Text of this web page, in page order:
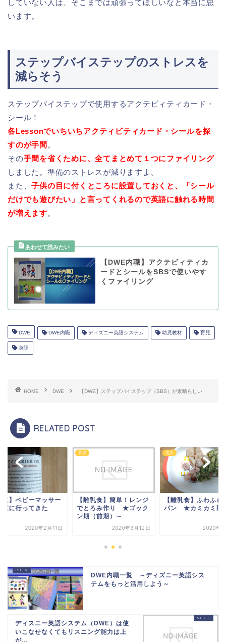
していない人は、そこまでは頑張ってほしいなと本当に思
います。
ステップバイステップのストレスを
減らそう
ステップバイステップで使用するアクテビィティカード・
シール！
各Lessonでいちいちアクティビティカード・シールを探
すのが手間 。
その手間を省くために、全てまとめて１つにファイリング
しました。準備のストレスが減りますよ。
また、子供の目に付くところに設置しておくと、「シール
だけでも遊びたい」と言ってくれるので英語に触れる時間
が増えます。
【DWE内職】アクテビィティカ
ードとシールをSBSで使いやす
くファイリング
DWE DWE内職 ディズニー英語システム 幼児教材 育児
英語
HOME DWE 【DWE】ステップバイステップ（SBS）が素晴らしい
RELATED POST
児】ベビーマッサー
室に行ってきた
2020年2月11日
育児
【離乳食】簡単！レンジ
でとろみ作り ★ゴック
ン期（前期）～
2020年3月12日
育児
【離乳食】ふわふわ
パン ★カミカミ期
2020年6
DWE内職一覧 ～ディズニー英語シス
テムをもっと活用しよう～
ディスニー英語システム（DWE）は使
いこなせなくてもリスニング能力は上
が...